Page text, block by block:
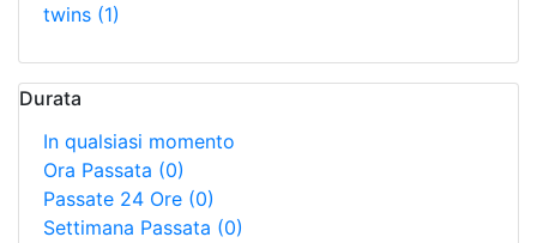
twins (1)
Durata
In qualsiasi momento
Ora Passata (0)
Passate 24 Ore (0)
Settimana Passata (0)